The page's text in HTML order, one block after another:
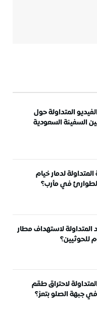
المتداولة حول
السفينة السعودية
لدمار خيام
في مأرب؟
لاستهداف مطار
للحوثيين؟
لاحتراق طقم
الصلو بتعز؟